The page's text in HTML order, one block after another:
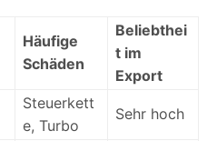
Häufige
Schäden
Beliebthei
t im
Export
Steuerkett
e, Turbo
Sehr hoch